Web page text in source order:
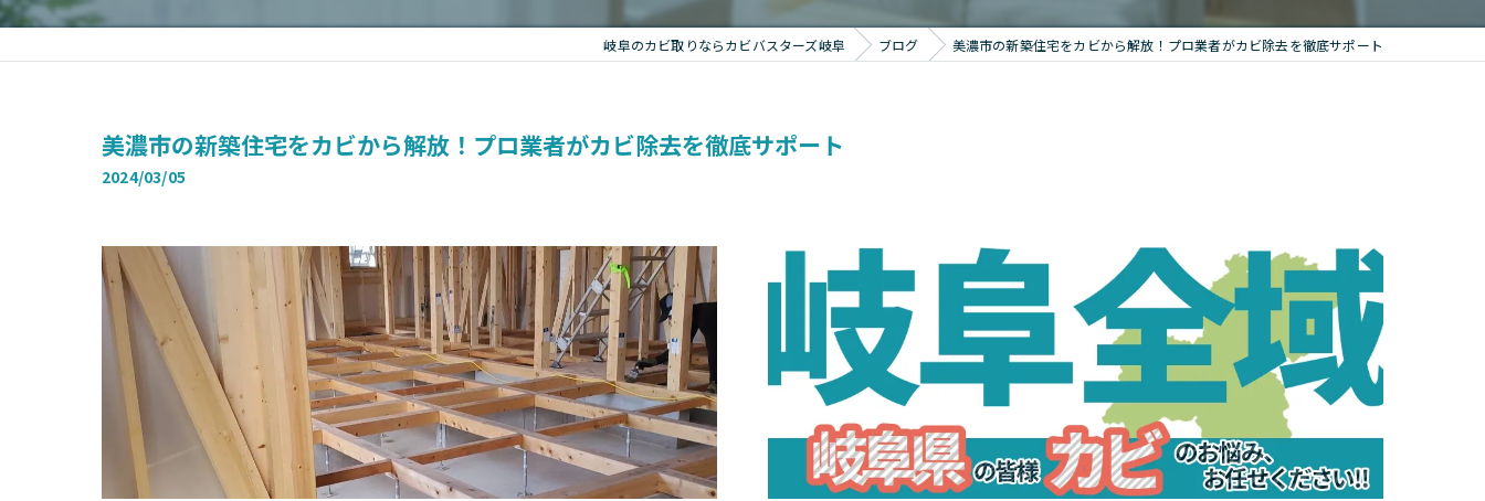
岐阜のカビ取りならカビバスターズ岐阜 ブログ 美濃市の新築住宅をカビから解放！プロ業者がカビ除去を徹底サポート
美濃市の新築住宅をカビから解放！プロ業者がカビ除去を徹底サポート
2024/03/05